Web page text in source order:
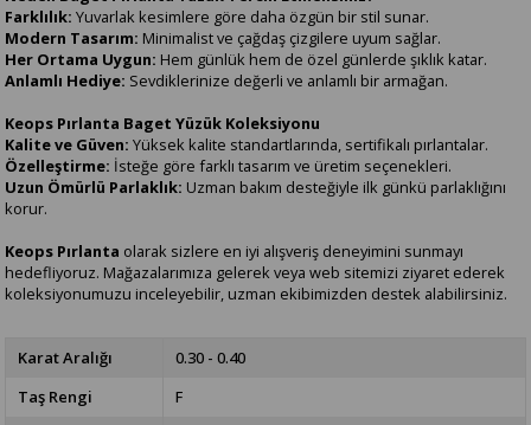
Farklılık: Yuvarlak kesimlere göre daha özgün bir stil sunar.
Modern Tasarım: Minimalist ve çağdaş çizgilere uyum sağlar.
Her Ortama Uygun: Hem günlük hem de özel günlerde şıklık katar.
Anlamlı Hediye: Sevdiklerinize değerli ve anlamlı bir armağan.
Keops Pırlanta Baget Yüzük Koleksiyonu
Kalite ve Güven: Yüksek kalite standartlarında, sertifikalı pırlantalar.
Özelleştirme: İsteğe göre farklı tasarım ve üretim seçenekleri.
Uzun Ömürlü Parlaklık: Uzman bakım desteğiyle ilk günkü parlaklığını
korur.
Keops Pırlanta olarak sizlere en iyi alışveriş deneyimini sunmayı
hedefliyoruz. Mağazalarımıza gelerek veya web sitemizi ziyaret ederek
koleksiyonumuzu inceleyebilir, uzman ekibimizden destek alabilirsiniz.
Karat Aralığı
0.30 - 0.40
Taş Rengi
F